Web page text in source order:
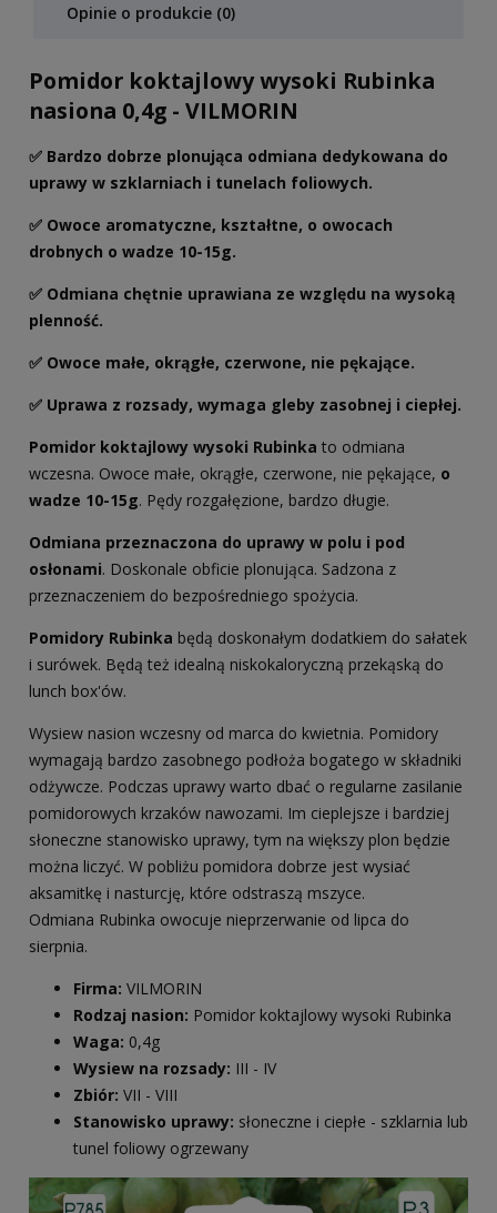
Opinie o produkcie (0)
Pomidor koktajlowy wysoki Rubinka
nasiona 0,4g - VILMORIN
✅ Bardzo dobrze plonująca odmiana dedykowana do
uprawy w szklarniach i tunelach foliowych.
✅ Owoce aromatyczne, kształtne, o owocach
drobnych o wadze 10-15g.
✅ Odmiana chętnie uprawiana ze względu na wysoką
plenność.
✅ Owoce małe, okrągłe, czerwone, nie pękające.
✅ Uprawa z rozsady, wymaga gleby zasobnej i ciepłej.
Pomidor koktajlowy wysoki Rubinka to odmiana
wczesna. Owoce małe, okrągłe, czerwone, nie pękające, o
wadze 10-15g. Pędy rozgałęzione, bardzo długie.
Odmiana przeznaczona do uprawy w polu i pod
osłonami. Doskonale obficie plonująca. Sadzona z
przeznaczeniem do bezpośredniego spożycia.
Pomidory Rubinka będą doskonałym dodatkiem do sałatek
i surówek. Będą też idealną niskokaloryczną przekąską do
lunch box'ów.
Wysiew nasion wczesny od marca do kwietnia. Pomidory
wymagają bardzo zasobnego podłoża bogatego w składniki
odżywcze. Podczas uprawy warto dbać o regularne zasilanie
pomidorowych krzaków nawozami. Im cieplejsze i bardziej
słoneczne stanowisko uprawy, tym na większy plon będzie
można liczyć. W pobliżu pomidora dobrze jest wysiać
aksamitkę i nasturcję, które odstraszą mszyce.
Odmiana Rubinka owocuje nieprzerwanie od lipca do
sierpnia.
Firma: VILMORIN
Rodzaj nasion: Pomidor koktajlowy wysoki Rubinka
Waga: 0,4g
Wysiew na rozsady: III - IV
Zbiór: VII - VIII
Stanowisko uprawy: słoneczne i ciepłe - szklarnia lub
tunel foliowy ogrzewany